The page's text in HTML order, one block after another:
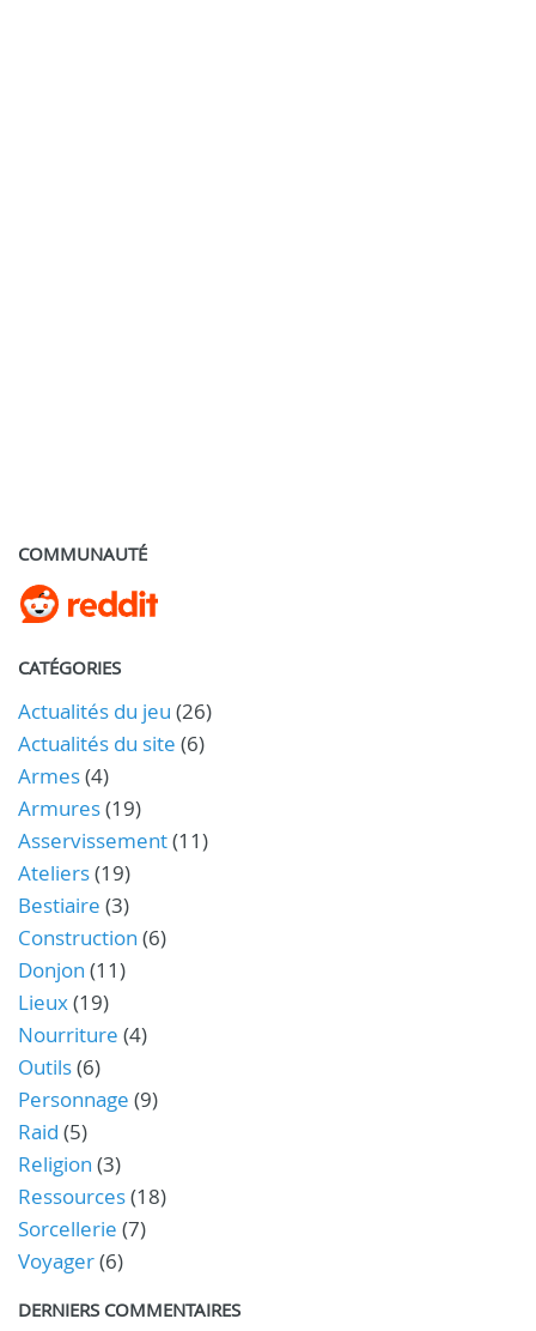
COMMUNAUTÉ
CATÉGORIES
Actualités du jeu (26)
Actualités du site (6)
Armes(4)
Armures(19)
Asservissement(11)
Ateliers(19)
Bestiaire (3)
Construction (6)
Donjon (11)
Lieux(19)
Nourriture (4)
Outils(6)
Personnage (9)
Raid (5)
Religion (3)
Ressources(18)
Sorcellerie (7)
Voyager(6)
DERNIERS COMMENTAIRES